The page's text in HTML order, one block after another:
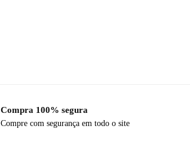
Compra 100% segura
Compre com segurança em todo o site